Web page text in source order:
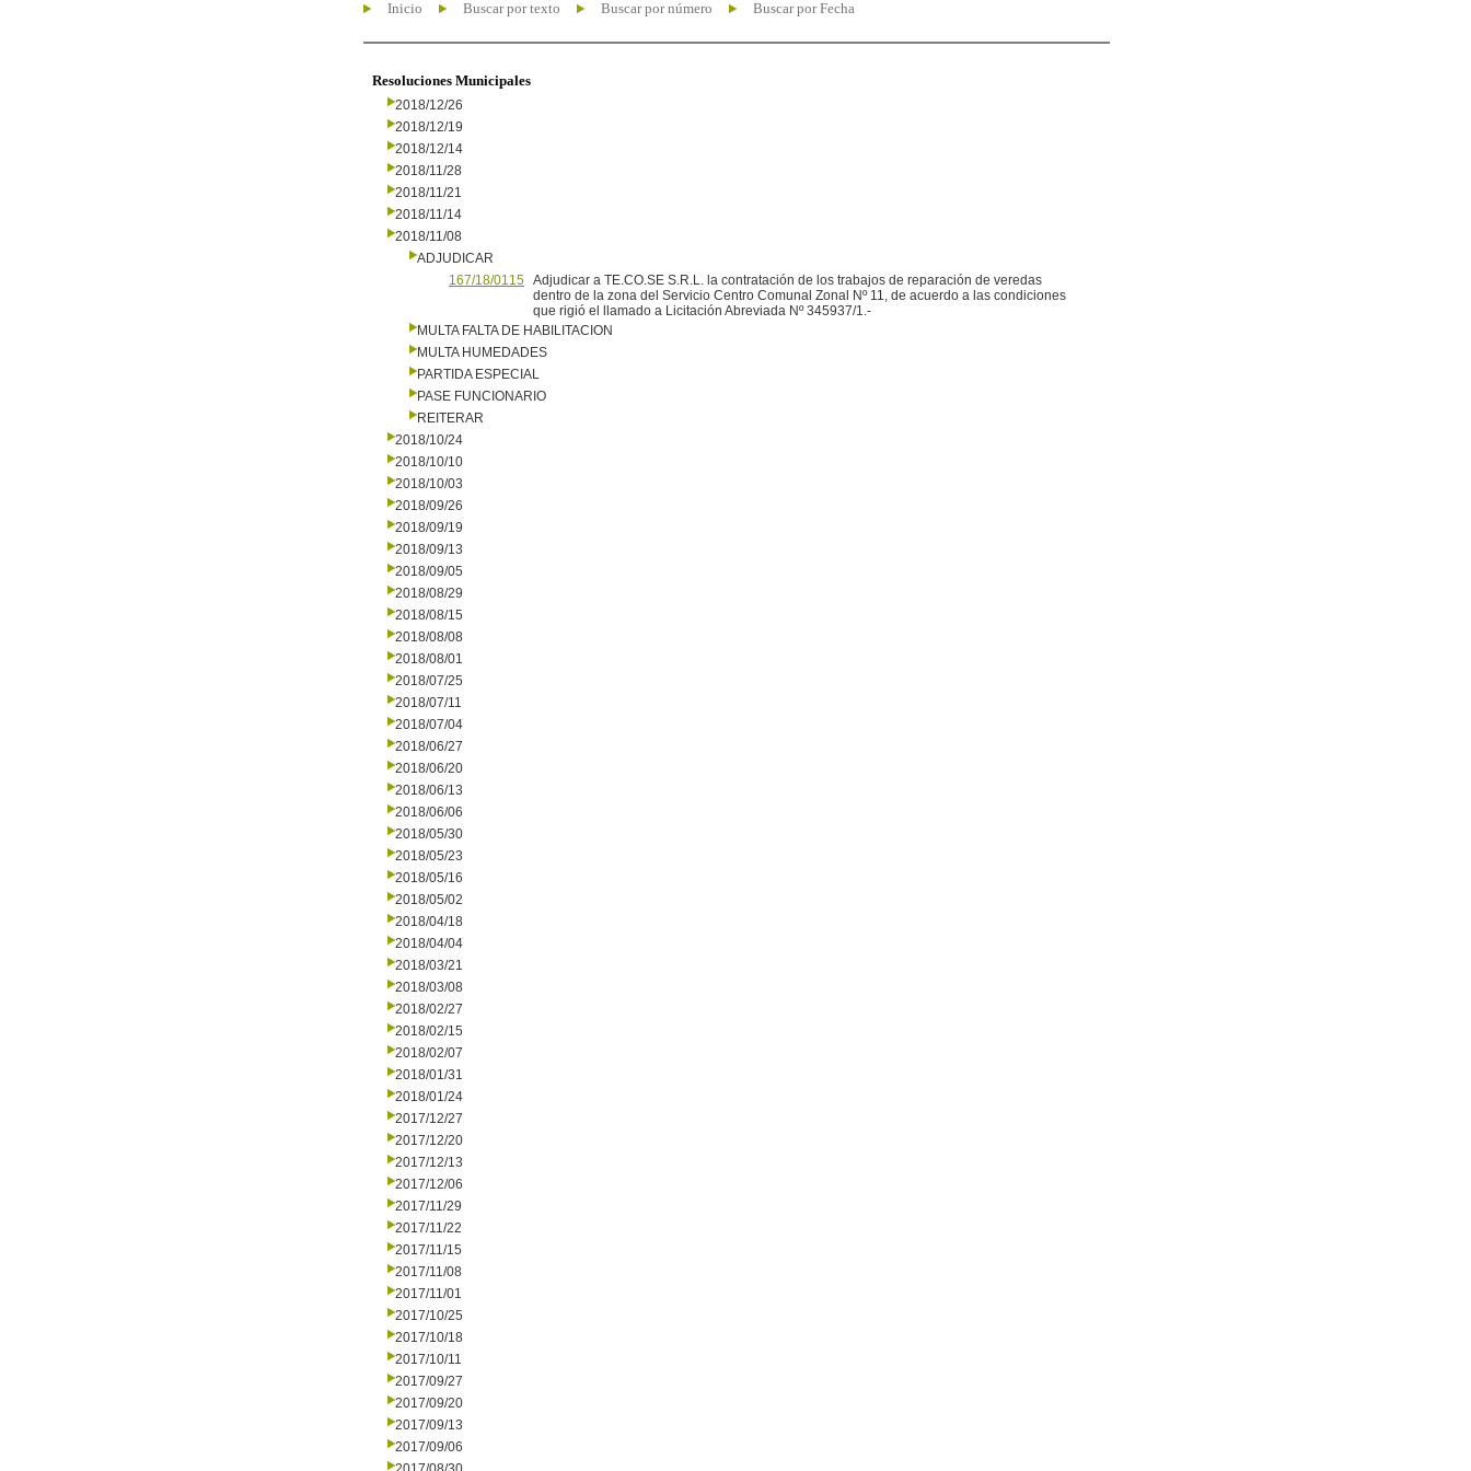
Inicio Buscar por texto Buscar por número Buscar por Fecha
Resoluciones Municipales
2018/12/26
2018/12/19
2018/12/14
2018/11/28
2018/11/21
2018/11/14
2018/11/08
ADJUDICAR
167/18/0115 Adjudicar a TE.CO.SE S.R.L. la contratación de los trabajos de reparación de veredas
dentro de la zona del Servicio Centro Comunal Zonal Nº 11, de acuerdo a las condiciones
que rigió el llamado a Licitación Abreviada Nº 345937/1.-
MULTA FALTA DE HABILITACION
MULTA HUMEDADES
PARTIDA ESPECIAL
PASE FUNCIONARIO
REITERAR
2018/10/24
2018/10/10
2018/10/03
2018/09/26
2018/09/19
2018/09/13
2018/09/05
2018/08/29
2018/08/15
2018/08/08
2018/08/01
2018/07/25
2018/07/11
2018/07/04
2018/06/27
2018/06/20
2018/06/13
2018/06/06
2018/05/30
2018/05/23
2018/05/16
2018/05/02
2018/04/18
2018/04/04
2018/03/21
2018/03/08
2018/02/27
2018/02/15
2018/02/07
2018/01/31
2018/01/24
2017/12/27
2017/12/20
2017/12/13
2017/12/06
2017/11/29
2017/11/22
2017/11/15
2017/11/08
2017/11/01
2017/10/25
2017/10/18
2017/10/11
2017/09/27
2017/09/20
2017/09/13
2017/09/06